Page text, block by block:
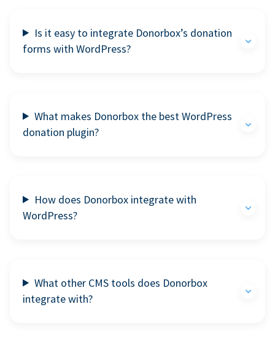
Is it easy to integrate Donorbox’s donation
forms with WordPress?
What makes Donorbox the best WordPress
donation plugin?
How does Donorbox integrate with
WordPress?
What other CMS tools does Donorbox
integrate with?